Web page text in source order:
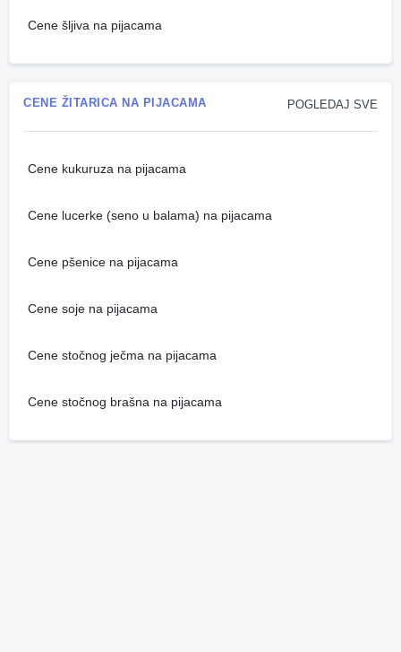
Cene šljiva na pijacama
POGLEDAJ SVE
CENE ŽITARICA NA PIJACAMA
Cene kukuruza na pijacama
Cene lucerke (seno u balama) na pijacama
Cene pšenice na pijacama
Cene soje na pijacama
Cene stočnog ječma na pijacama
Cene stočnog brašna na pijacama